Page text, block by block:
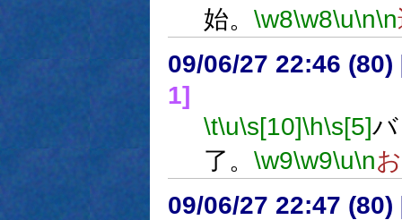
始。 \w8\w8\u\n\n
09/06/27 22:46 (80)
1]
\t\u\s[10]\h\s[5]
了。 \w9\w9\u\n
09/06/27 22:47 (80)